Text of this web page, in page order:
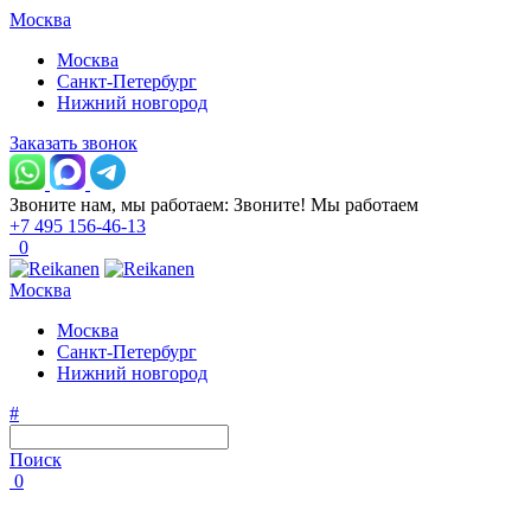
Москва
Москва
Санкт-Петербург
Нижний новгород
Заказать звонок
Звоните нам, мы работаем: Звоните! Мы работаем
+7 495 156-46-13
0
Москва
Москва
Санкт-Петербург
Нижний новгород
#
Поиск
0